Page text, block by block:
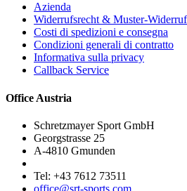
Azienda
Widerrufsrecht & Muster-
Costi di spedizioni e consegna
Condizioni generali di contratto
Informativa sulla privacy
Callback Service
Office Austria
Schretzmayer Sport GmbH
Georgstrasse 25
A-4810 Gmunden
Tel: +43 7612 73511
office@srt-sports.com